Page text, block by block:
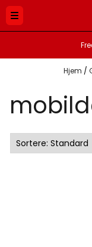
Hopp til innhold
Hjem /